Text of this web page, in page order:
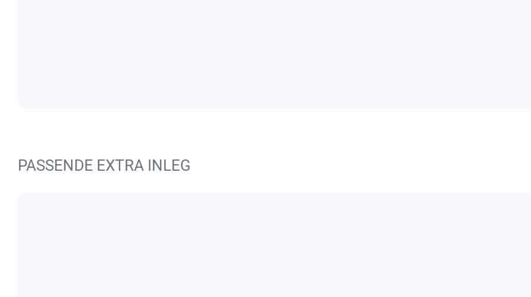
PASSENDE EXTRA INLEG